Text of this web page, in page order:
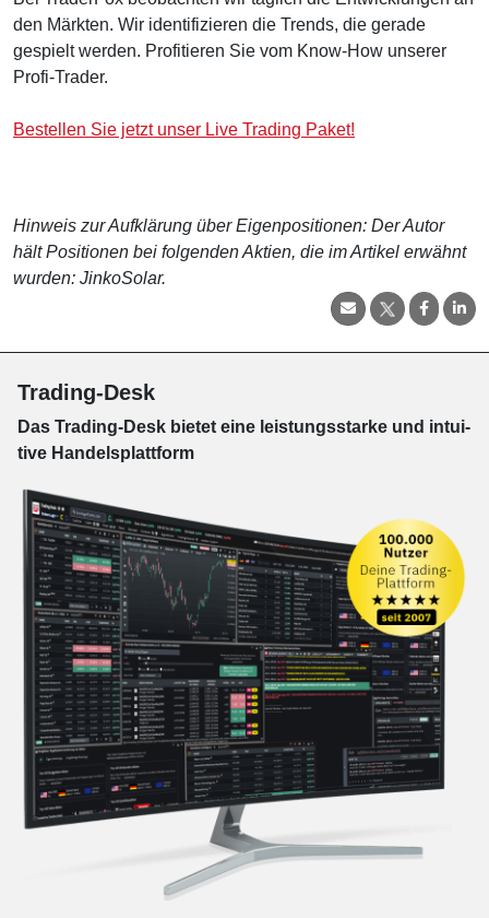
den Märkten. Wir identifizieren die Trends, die gerade
gespielt werden. Profitieren Sie vom Know-How unserer
Profi-Trader.
Bestellen Sie jetzt unser Live Trading Paket!
Hinweis zur Aufklärung über Eigenpositionen: Der Autor
hält Positionen bei folgenden Aktien, die im Artikel erwähnt
wurden: JinkoSolar.
Trading-Desk
Das Trading-Desk bie­tet eine leis­tungs­star­ke und in­tui­
tive Han­dels­platt­form